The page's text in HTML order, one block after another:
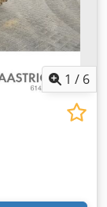
1 / 6